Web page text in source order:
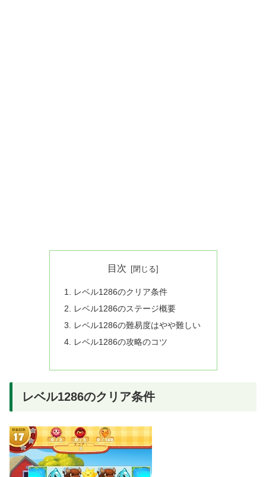
目次
レベル1286のクリア条件
レベル1286のステージ概要
レベル1286の難易度はやや難しい
レベル1286の攻略のコツ
レベル1286のクリア条件